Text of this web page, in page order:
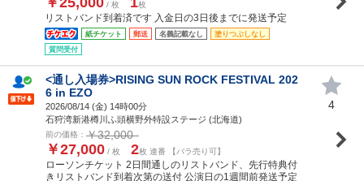
/ 枚 枚
リストバンド到着済です 入金日の3日後までに発送予定
紙チケット 郵送 名義記載なし
塗りつぶしなし
質問受付
<通し入場券>RISING SUN ROCK FESTIVAL 202
6 in EZO
2026/08/14 (金) 14時00分
石狩湾新港樽川ふ頭横野外特設ステージ (北海道)
前の価格： ￥32,000
￥27,000 / 枚 2枚 連番 【バラ売り可】
ローソンチケット 2日間通しのリストバンド、先行特典付
きリストバンド到着次第の送付 公演日の1週間前発送予定
4